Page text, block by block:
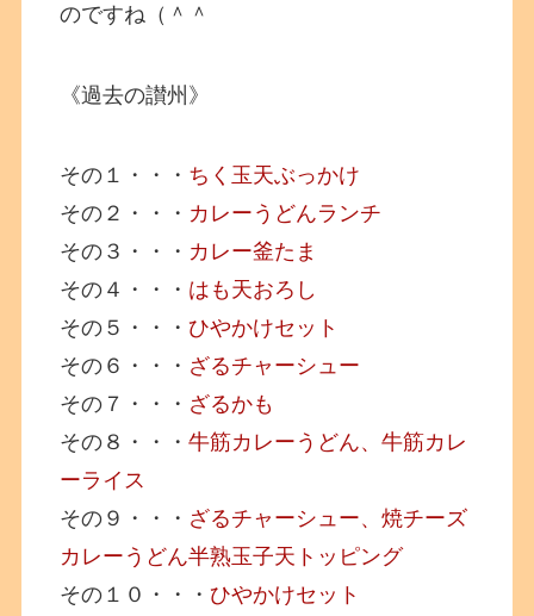
のですね（＾＾
《過去の讃州》
その１・・・ ちく玉天ぶっかけ
その２・・・ カレーうどんランチ
その３・・・ カレー釜たま
その４・・・ はも天おろし
その５・・・ひやかけセット
その６・・・ ざるチャーシュー
その７・・・ ざるかも
その８・・・牛筋カレーうどん、牛筋カレ
ーライス
その９・・・ ざるチャーシュー、焼チーズ
カレーうどん半熟玉子天トッピング
その１０・・・ひやかけセット